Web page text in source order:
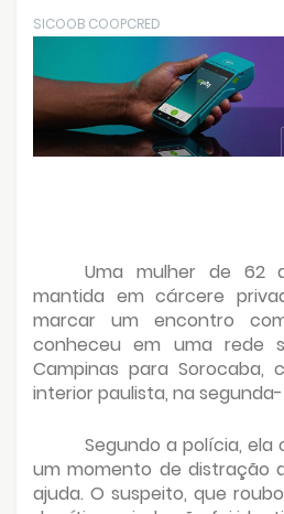
SICOOB COOPCRED
Uma mulher de 62
mantida em cárcere
marcar um encontro
conheceu em uma rede
Campinas para Sorocaba,
interior paulista, na segunda-
Segundo a polícia, ela
um momento de distração
ajuda. O suspeito, que